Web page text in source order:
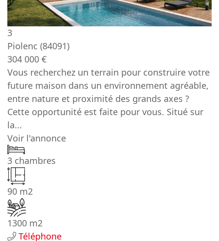
3
Piolenc (84091)
304 000 €
Vous recherchez un terrain pour construire votre
future maison dans un environnement agréable,
entre nature et proximité des grands axes ?
Cette opportunité est faite pour vous. Situé sur
la...
Voir l'annonce
3 chambres
90 m2
1300 m2
Téléphone